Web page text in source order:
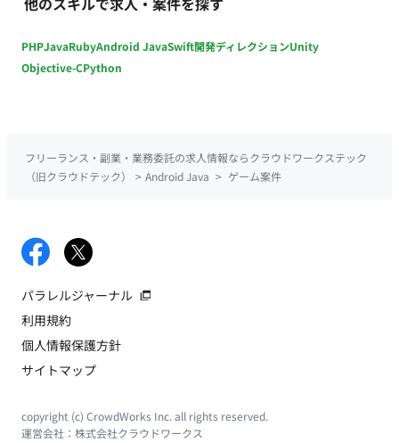
PHPJavaRubyAndroid JavaSwift開発ディレクションUnity
Objective-CPython
フリーランス・副業・業務委託の求人情報ならクラウドワークステック
（旧クラウドテック）
> Android Java > ゲーム案件
パラレルジャーナル
利用規約
個人情報保護方針
サイトマップ
copyright (c) CrowdWorks Inc. all rights reserved.
運営会社： 株式会社クラウドワークス